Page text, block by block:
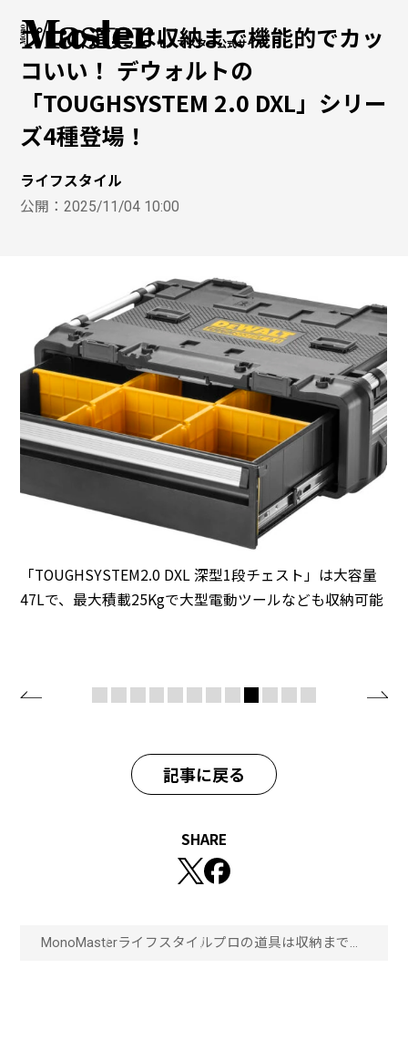
モノマスター公式サイト
プロの道具は収納まで機能的でカッ
コいい！ デウォルトの
「TOUGHSYSTEM 2.0 DXL」シリー
ズ4種登場！
ライフスタイル
公開：2025/11/04 10:00
「TOUGHSYSTEM2.0 DXL 深型1段チェスト」は⼤容量
47Lで、最⼤積載25Kgで⼤型電動ツールなども収納可能
記事に戻る
SHARE
MonoMasterライフスタイルプロの道具は収納まで機